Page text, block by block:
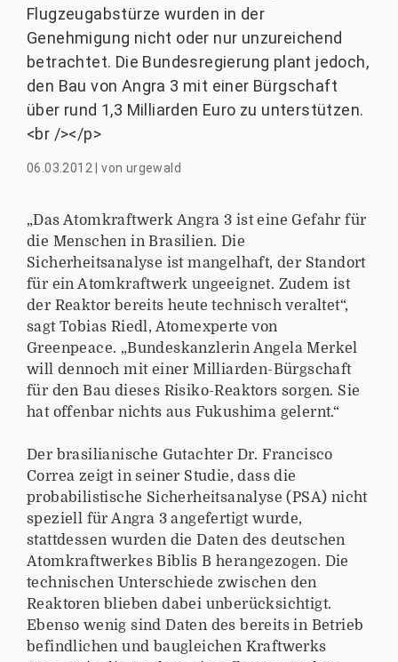
Flugzeugabstürze wurden in der
Genehmigung nicht oder nur unzureichend
betrachtet. Die Bundesregierung plant jedoch,
den Bau von Angra 3 mit einer Bürgschaft
über rund 1,3 Milliarden Euro zu unterstützen.
<br /></p>
06.03.2012 |von urgewald
„Das Atomkraftwerk Angra 3 ist eine Gefahr für
die Menschen in Brasilien. Die
Sicherheitsanalyse ist mangelhaft, der Standort
für ein Atomkraftwerk ungeeignet. Zudem ist
der Reaktor bereits heute technisch veraltet“,
sagt Tobias Riedl, Atomexperte von
Greenpeace. „Bundeskanzlerin Angela Merkel
will dennoch mit einer Milliarden-Bürgschaft
für den Bau dieses Risiko-Reaktors sorgen. Sie
hat offenbar nichts aus Fukushima gelernt.“
Der brasilianische Gutachter Dr. Francisco
Correa zeigt in seiner Studie, dass die
probabilistische Sicherheitsanalyse (PSA) nicht
speziell für Angra 3 angefertigt wurde,
stattdessen wurden die Daten des deutschen
Atomkraftwerkes Biblis B herangezogen. Die
technischen Unterschiede zwischen den
Reaktoren blieben dabei unberücksichtigt.
Ebenso wenig sind Daten des bereits in Betrieb
befindlichen und baugleichen Kraftwerks